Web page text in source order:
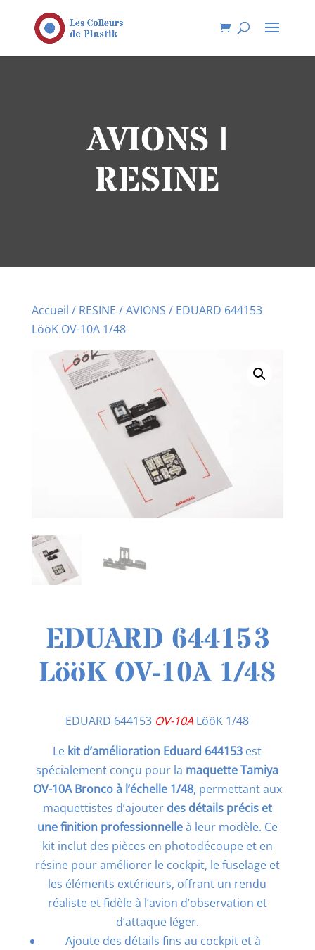
AVIONS |
RESINE
Accueil / RESINE /AVIONS / EDUARD 644153
LööK OV-10A 1/48
EDUARD 644153
LööK OV-10A 1/48
EDUARD 644153 OV-10A LööK 1/48
Le kit d’amélioration Eduard 644153 est
spécialement conçu pour la maquette Tamiya
OV-10A Bronco à l’échelle 1/48, permettant aux
maquettistes d’ajouter des détails précis et
une finition professionnelleà leur modèle. Ce
kit inclut des pièces en photodécoupe et en
résine pour améliorer le cockpit, le fuselage et
les éléments extérieurs, offrant un rendu
réaliste et fidèle à l’avion d’observation et
d’attaque léger.
Ajoute des détails fins au cockpit et à